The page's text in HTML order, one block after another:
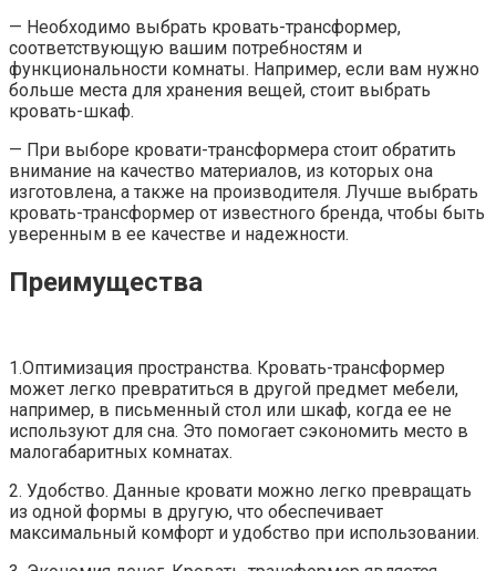
— Необходимо выбрать кровать-трансформер,
соответствующую вашим потребностям и
функциональности комнаты. Например, если вам нужно
больше места для хранения вещей, стоит выбрать
кровать-шкаф.
— При выборе кровати-трансформера стоит обратить
внимание на качество материалов, из которых она
изготовлена, а также на производителя. Лучше выбрать
кровать-трансформер от известного бренда, чтобы быть
уверенным в ее качестве и надежности.
Преимущества
1.Оптимизация пространства. Кровать-трансформер
может легко превратиться в другой предмет мебели,
например, в письменный стол или шкаф, когда ее не
используют для сна. Это помогает сэкономить место в
малогабаритных комнатах.
2. Удобство. Данные кровати можно легко превращать
из одной формы в другую, что обеспечивает
максимальный комфорт и удобство при использовании.